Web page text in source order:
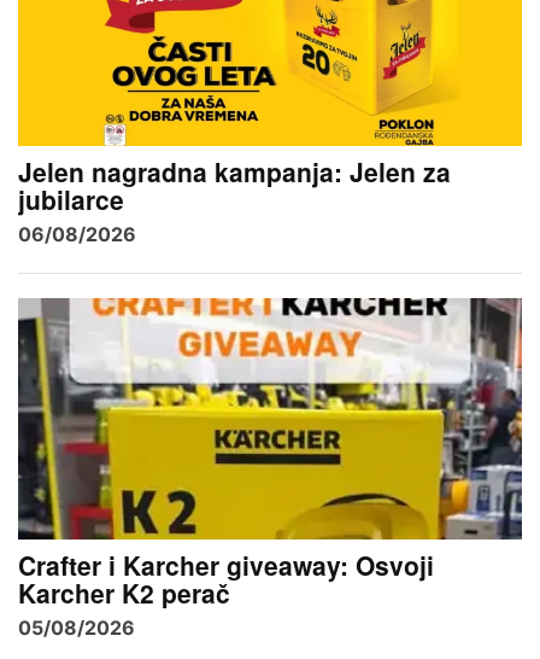
Jelen nagradna kampanja: Jelen za
jubilarce
06/08/2026
Crafter i Karcher giveaway: Osvoji
Karcher K2 perač
05/08/2026